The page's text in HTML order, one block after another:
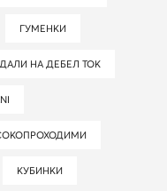
ГУМЕНКИ
НА ДЕБЕЛ ТОК
КУБИНКИ